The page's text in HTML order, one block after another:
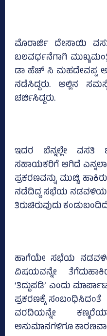
ಮೊರಾರ್ಜಿ ದೇಸಾಯಿ
ಬಲವರ್ಧನೆಗಾಗಿ
ಡಾ ಹೆಚ್‌ ಸಿ ಮಹದೇವಪ್ಪ
ನಡೆಸಿದ್ದರು. ಅಲ್ಲಿನ
ಚರ್ಚಿಸಿದ್ದರು.
ಇದರ ಬೆನ್ನಲ್ಲೇ ವಸತಿ
ಸಹಾಯಕರಿಗೆ ಆಗಿದೆ
ಪ್ರಕರಣವನ್ನು ಮುಚ್ಚಿ
ನಡೆದಿದ್ದ ಸಭೆಯ
ತಿರುಚಿರುವುದು
ಹಾಗೆಯೇ ಸಭೆಯ
ವಿಷಯವನ್ನೇ
‘ತಿದ್ದುಪಡಿ’ ಎಂದು
ಪ್ರಕರಣಕ್ಕೆ
ವರದಿಯನ್ನೇ
ಅನುಮಾನಗಳಿಗೂ